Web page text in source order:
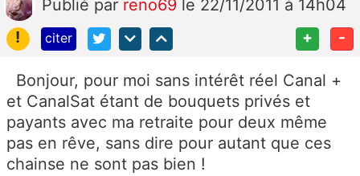
Publié par reno69 le 22/11/2011 à 14h04
!
citer + -
Bonjour, pour moi sans intérêt réel Canal +
et CanalSat étant de bouquets privés et
payants avec ma retraite pour deux même
pas en rêve, sans dire pour autant que ces
chainse ne sont pas bien !